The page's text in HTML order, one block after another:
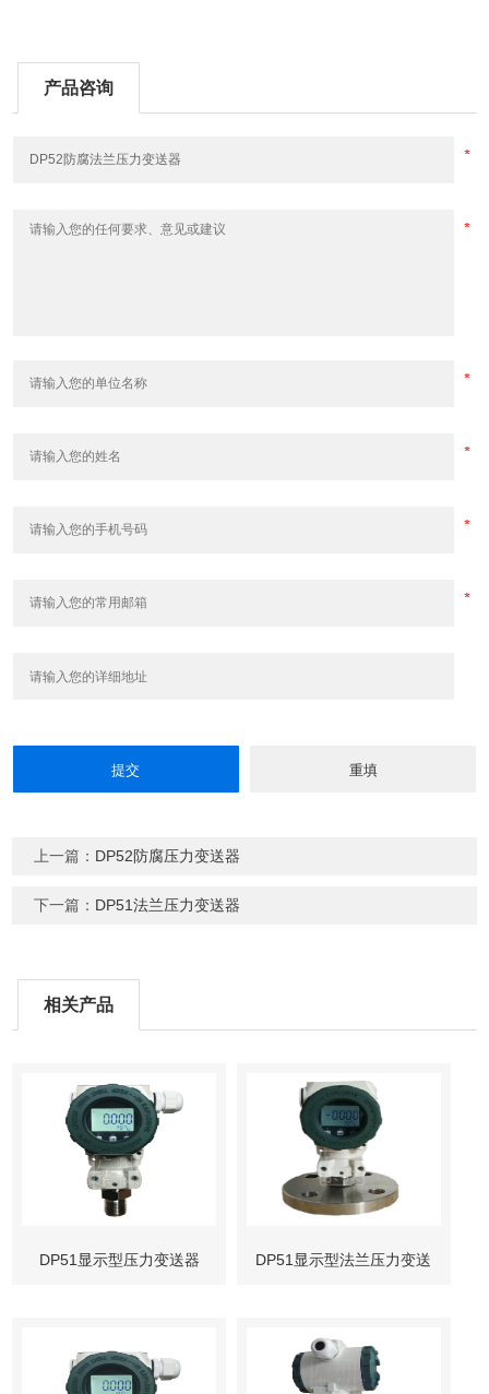
产品咨询
上一篇： DP52防腐压力变送器
下一篇： DP51法兰压力变送器
相关产品
DP51显示型压力变送器 DP51显示型法兰压力变送